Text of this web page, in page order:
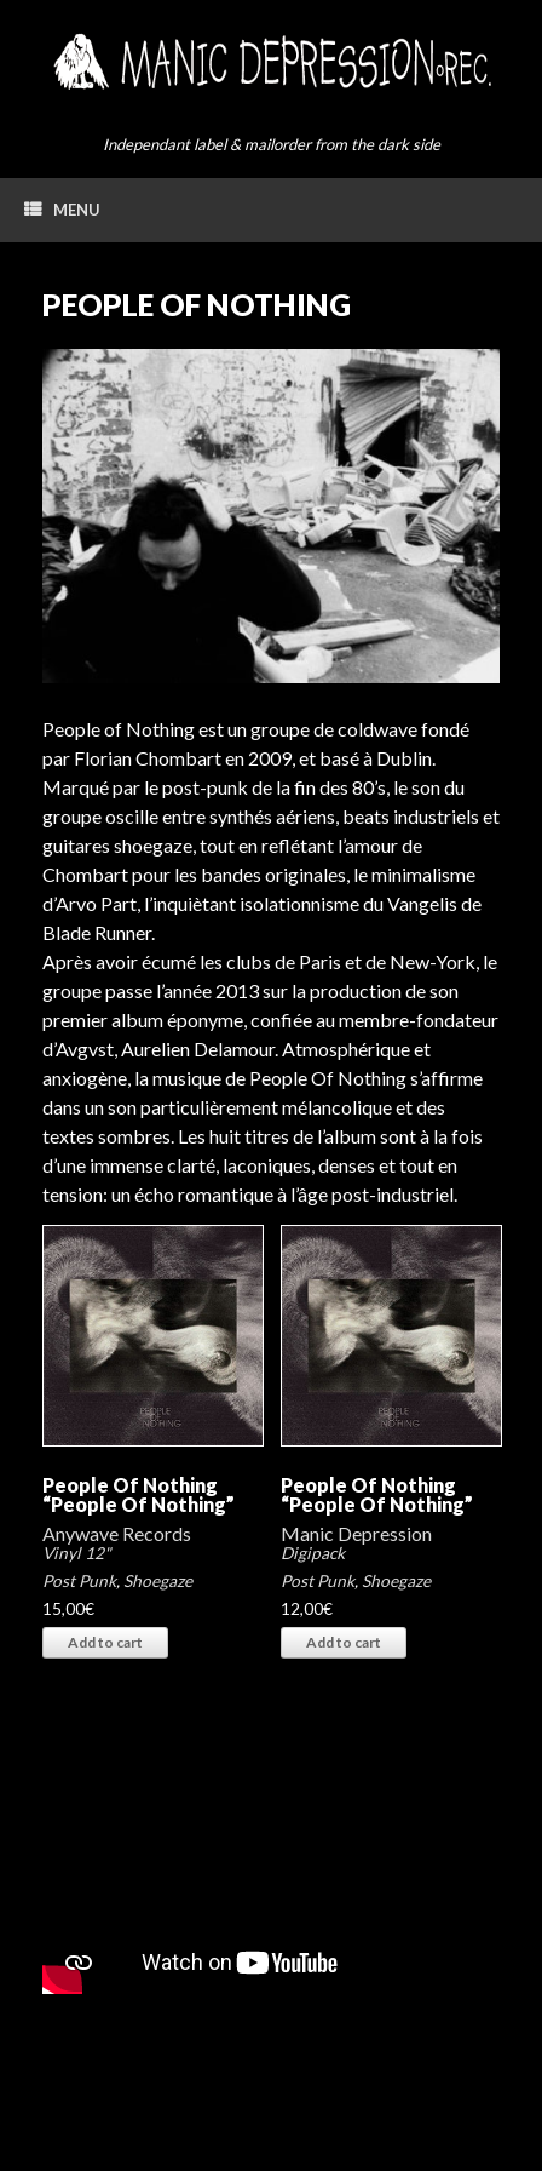
Independant label & mailorder from the dark side
MENU
PEOPLE OF NOTHING
People of Nothing est un groupe de coldwave fondé
par Florian Chombart en 2009, et basé à Dublin.
Marqué par le post-punk de la fin des 80’s, le son du
groupe oscille entre synthés aériens, beats industriels et
guitares shoegaze, tout en reflétant l’amour de
Chombart pour les bandes originales, le minimalisme
d’Arvo Part, l’inquiètant isolationnisme du Vangelis de
Blade Runner.
Après avoir écumé les clubs de Paris et de New-York, le
groupe passe l’année 2013 sur la production de son
premier album éponyme, confiée au membre-fondateur
d’Avgvst, Aurelien Delamour. Atmosphérique et
anxiogène, la musique de People Of Nothing s’affirme
dans un son particulièrement mélancolique et des
textes sombres. Les huit titres de l’album sont à la fois
d’une immense clarté, laconiques, denses et tout en
tension: un écho romantique à l’âge post-industriel.
People Of Nothing
“People Of Nothing”
Anywave Records
Vinyl 12"
Post Punk, Shoegaze
15,00€
Add to cart
People Of Nothing
“People Of Nothing”
Manic Depression
Digipack
Post Punk, Shoegaze
12,00€
Add to cart